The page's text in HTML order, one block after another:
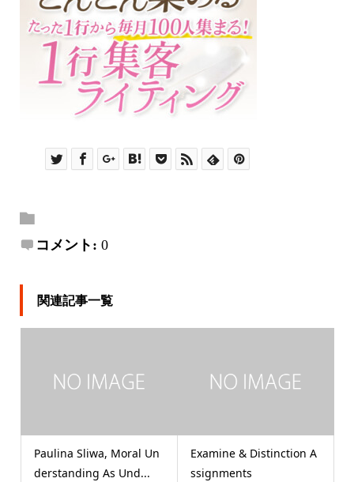
コメント: 0
関連記事一覧
Paulina Sliwa, Moral Un
derstanding As Und...
Examine & Distinction A
ssignments